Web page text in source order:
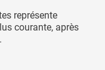
représente
courante, après